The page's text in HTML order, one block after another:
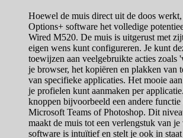
Hoewel de muis direct uit de doos
Options+ software het volledige
Wired M520. De muis is uitgerust met
eigen wens kunt configureren. Je kunt
toewijzen aan veelgebruikte acties zoals
je browser, het kopiëren en plakken van
van specifieke applicaties. Het mooie
je profielen kunt aanmaken per
knoppen bijvoorbeeld een andere functie
Microsoft Teams of Photoshop. Dit
maakt de muis tot een verlengstuk van
software is intuïtief en stelt je ook in